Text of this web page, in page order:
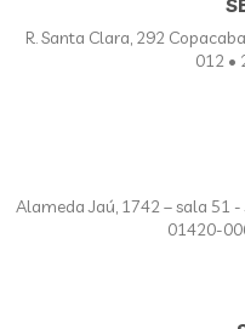
R. Santa Clara, 292
012 •
Alameda Jaú, 1742 – sala 51 -
01420-